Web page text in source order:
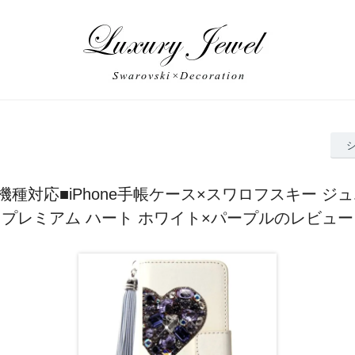
種対応■iPhone手帳ケース×スワロフスキー ジ
プレミアム ハート ホワイト×パープルのレビュー